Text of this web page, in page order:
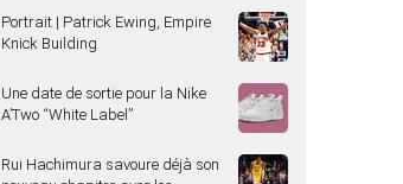
Portrait | Patrick Ewing, Empire
Knick Building
Une date de sortie pour la Nike
A’Two “White Label”
Rui Hachimura savoure déjà son